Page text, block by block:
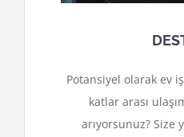
Potansiyel olarak ev
katlar arası
arıyorsunuz? Size